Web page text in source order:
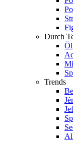
Durch
Öl
Trends